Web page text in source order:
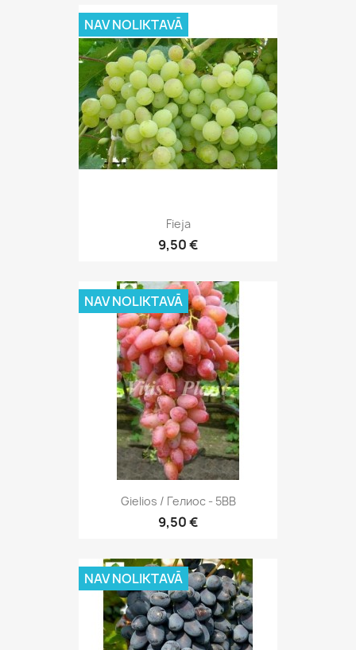
Fieja
9,50 €
NAV NOLIKTAVĀ
Gielios / Гелиос - 5BB
9,50 €
NAV NOLIKTAVĀ
NAV NOLIKTAVĀ